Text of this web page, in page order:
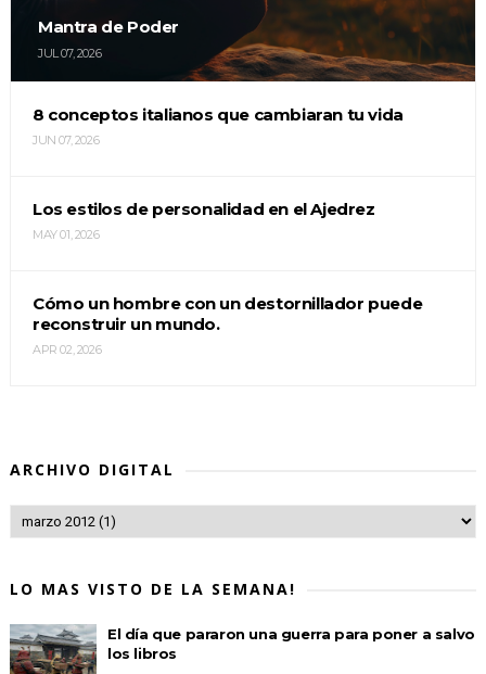
Mantra de Poder
JUL 07, 2026
8 conceptos italianos que cambiaran tu vida
JUN 07, 2026
Los estilos de personalidad en el Ajedrez
MAY 01, 2026
Cómo un hombre con un destornillador puede
reconstruir un mundo.
APR 02, 2026
ARCHIVO DIGITAL
LO MAS VISTO DE LA SEMANA!
El día que pararon una guerra para poner a salvo
los libros